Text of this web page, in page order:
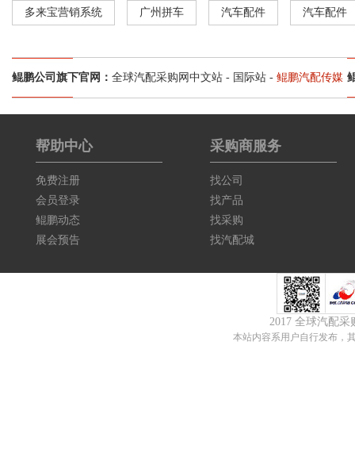
多来宝营销系统 广州拼车 汽车配件 汽车配件
鲲鹏公司旗下官网： 全球汽配采购网中文站 - 国际站 - 鲲鹏汽配传媒
帮助中心
免费注册
会员登录
鲲鹏动态
展会预告
采购商服务
找公司
找产品
找采购
找汽配城
2017 全球汽配
本站内容系用户自行发布，